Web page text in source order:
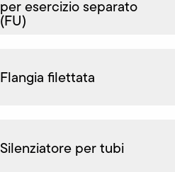
per esercizio separato
(FU)
Flangia filettata
Silenziatore per tubi